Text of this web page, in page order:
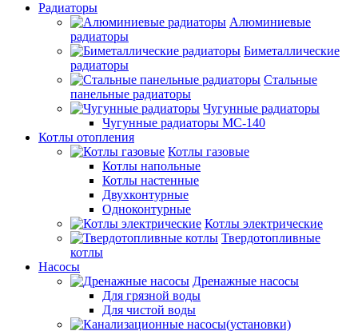
Радиаторы
Алюминиевые
радиаторы
Биметаллические
радиаторы
Стальные
панельные радиаторы
Чугунные радиаторы
Чугунные радиаторы МС-140
Котлы отопления
Котлы газовые
Котлы напольные
Котлы настенные
Двухконтурные
Одноконтурные
Котлы электрические
Твердотопливные
котлы
Насосы
Дренажные насосы
Для грязной воды
Для чистой воды